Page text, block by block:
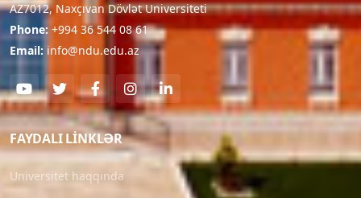
AZ7012, Naxçıvan Dövlət Universiteti
Phone: +994 36 544 08 61
Email: info@ndu.edu.az
FAYDALI LINKLƏR
Universitet haqqında